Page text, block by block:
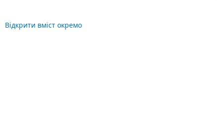
Відкрити вміст окремо